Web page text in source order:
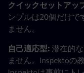
クイックセットアッ
ンプルは20個だけで
ません。
自己適応型: 潜在的
ません。Inspektoの